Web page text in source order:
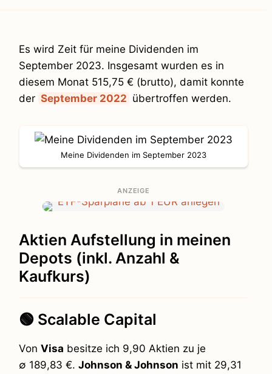
Es wird Zeit für meine Dividenden im
September 2023. Insgesamt wurden es in
diesem Monat 515,75 € (brutto), damit konnte
der September 2022 übertroffen werden.
Meine Dividenden im September 2023
ANZEIGE
Aktien Aufstellung in meinen
Depots (inkl. Anzahl &
Kaufkurs)
🟢 Scalable Capital
Von Visa besitze ich 9,90 Aktien zu je
∅ 189,83 €. Johnson & Johnson ist mit 29,31